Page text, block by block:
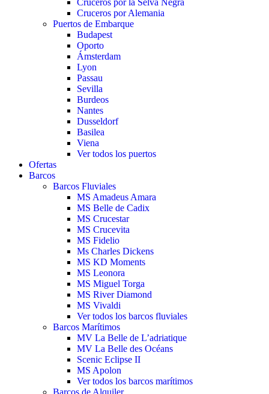
Cruceros por la Selva Negra
Cruceros por Alemania
Puertos de Embarque
Budapest
Oporto
Ámsterdam
Lyon
Passau
Sevilla
Burdeos
Nantes
Dusseldorf
Basilea
Viena
Ver todos los puertos
Ofertas
Barcos
Barcos Fluviales
MS Amadeus Amara
MS Belle de Cadix
MS Crucestar
MS Crucevita
MS Fidelio
Ms Charles Dickens
MS KD Moments
MS Leonora
MS Miguel Torga
MS River Diamond
MS Vivaldi
Ver todos los barcos fluviales
Barcos Marítimos
MV La Belle de L’adriatique
MV La Belle des Océans
Scenic Eclipse II
MS Apolon
Ver todos los barcos marítimos
Barcos de Alquiler